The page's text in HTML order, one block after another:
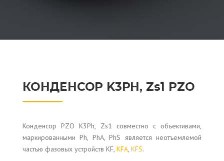
КОНДЕНСОР K3PH, Zs1 PZO
Конденсор PZO K3Ph, Zs1 совместно с объективами,
маркированными Ph, PhA, PhS является неотъемлемой
частью фазовых устройств KF, KFA, KFS.